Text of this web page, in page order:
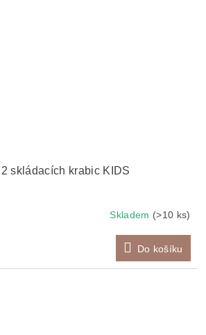
skládacích krabic KIDS
Skladem (>10 ks)
Do košíku